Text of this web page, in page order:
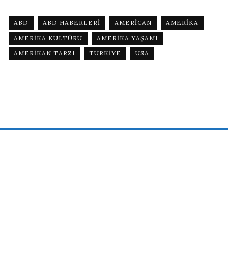
ABD ABD HABERLERI AMERICAN
AMERIKA
AMERIKA KÜLTÜRÜ
AMERIKA YAŞAMI
AMERIKAN TARZI
TÜRKIYE USA